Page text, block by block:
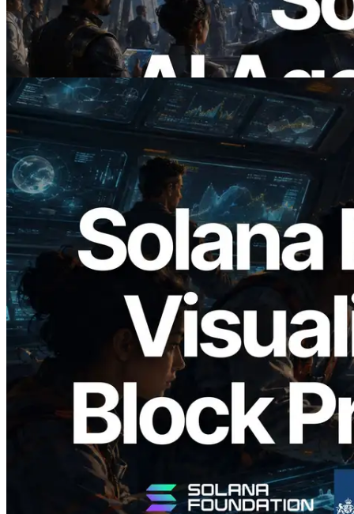
pagam sob demanda pelas APIs de que
precisam
Ler este artigo
2026.05.24
Validators Solutions lança Solana Block
Analyzer — Visualizando o tempo de
produção de bloco por slot e o validador
responsável